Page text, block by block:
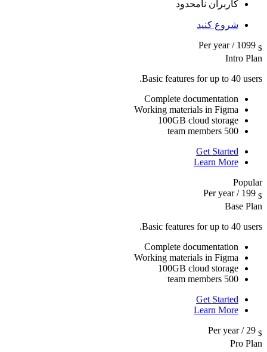
کاربران نامحدود
شروع کنید
$
/ Per year
Intro Plan
Basic features for up to 40 users.
Complete documentation
Working materials in Figma
100GB cloud storage
500 team members
Get Started
Learn More
Popular
$
/ Per year
Base Plan
Basic features for up to 40 users.
Complete documentation
Working materials in Figma
100GB cloud storage
500 team members
Get Started
Learn More
$
/ Per year
Pro Plan